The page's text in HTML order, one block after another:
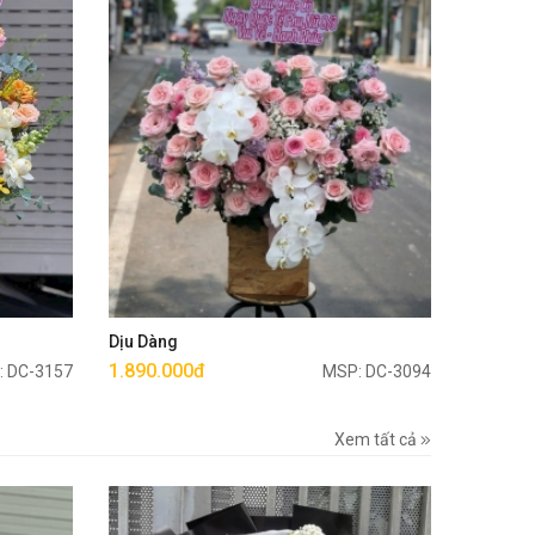
DC-3157
Dịu Dàng
1.890.000đ MSP: DC-3094
Mua ngay
Xem tất cả